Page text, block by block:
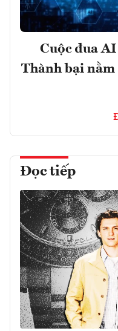
Cuộc đua
Thành bại nằm
Đọc tiếp